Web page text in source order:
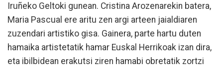
Iruñeko Geltoki gunean. Cristina Arozenarekin batera,
Maria Pascual ere aritu zen argi arteen jaialdiaren
zuzendari artistiko gisa. Gainera, parte hartu duten
hamaika artistetatik hamar Euskal Herrikoak izan dira,
eta ibilbidean erakutsi ziren hamabi obretatik zortzi